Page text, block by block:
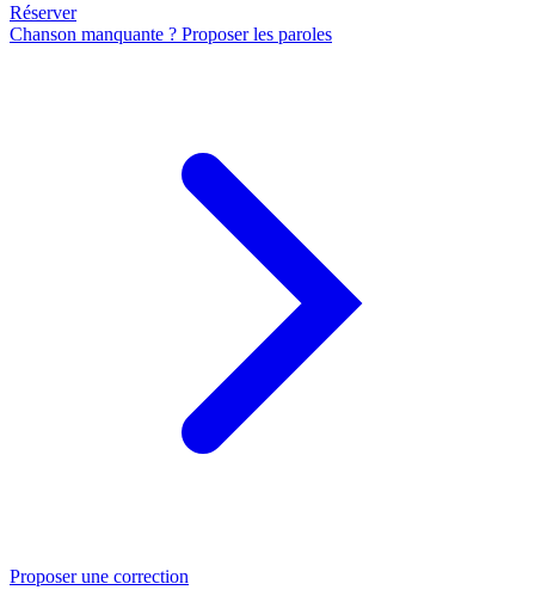
Réserver
Chanson manquante ? Proposer les paroles
Proposer une correction